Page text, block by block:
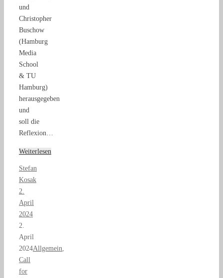
und
Christopher
Buschow
(Hamburg
Media
School
& TU
Hamburg)
herausgegeben
und
soll die
Reflexion…
Weiterlesen
Stefan
Kosak
2.
April
2024
2.
April
2024Allgemein
Call
for